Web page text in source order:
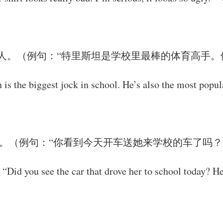
。（例句：“特里斯坦是学校里最棒的体育高手
the biggest jock in school. He’s also the most
（例句：“你看到今天开车送她来学校的车了吗
you see the car that drove her to school today?